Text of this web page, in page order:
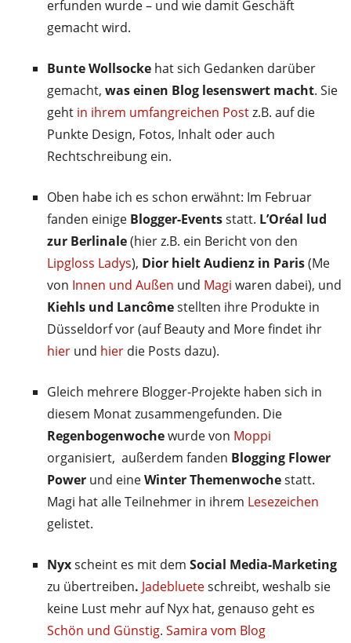
erfunden wurde – und wie damit Geschäft
gemacht wird.
Bunte Wollsocke hat sich Gedanken darüber
gemacht, was einen Blog lesenswert macht. Sie
geht in ihrem umfangreichen Postz.B. auf die
Punkte Design, Fotos, Inhalt oder auch
Rechtschreibung ein.
Oben habe ich es schon erwähnt: Im Februar
fanden einige Blogger-Eventsstatt. L’Oréal lud
zur Berlinale(hier z.B. ein Bericht von den
Lipgloss Ladys), Dior hielt Audienz in Paris(Me
von Innen und Außen und Magi waren dabei), und
Kiehls und Lancômestellten ihre Produkte in
Düsseldorf vor (auf Beauty and More findet ihr
hier und hier die Posts dazu).
Gleich mehrere Blogger-Projekte haben sich in
diesem Monat zusammengefunden. Die
Regenbogenwochewurde von Moppi
organisiert, außerdem fanden Blogging Flower
Power und eineWinter Themenwochestatt.
Magi hat alle Teilnehmer in ihrem Lesezeichen
gelistet.
Nyxscheint es mit dem Social Media-Marketing
zu übertreiben. Jadeblueteschreibt, weshalb sie
keine Lust mehr auf Nyx hat, genauso geht es
Schön und Günstig. Samira vom Blog